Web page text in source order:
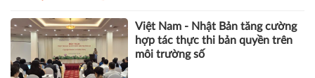
Việt Nam - Nhật Bản tăng cường
hợp tác thực thi bản quyền trên
môi trường số